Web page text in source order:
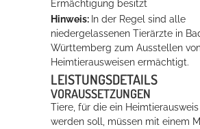
Ermächtigung besitzt
Hinweis: In der Regel sind alle
niedergelassenen Tierärzte in
Württemberg zum Ausstellen
Heimtierausweisen ermächtigt.
LEISTUNGSDETAILS
VORAUSSETZUNGEN
Tiere, für die ein
werden soll, müssen mit einem